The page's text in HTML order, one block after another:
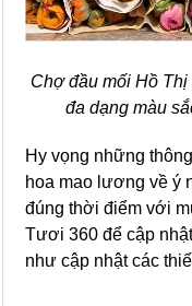
Chợ đầu mối Hồ
đa dạng màu
Hy vọng những
hoa mao lương về ý
đúng thời điểm với
Tươi 360 để cập
như cập nhật các